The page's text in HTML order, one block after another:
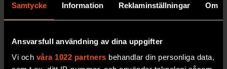
Samtycke Information Reklaminställningar Om
Ansvarsfull användning av dina uppgifter
Vi och våra 1022 partners behandlar din personliga data,
i Sverige
kropp inför en
eventuell
de med typ
1”